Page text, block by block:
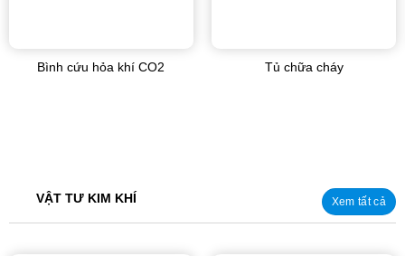
Bình cứu hỏa khí CO2 Tủ chữa cháy
VẬT TƯ KIM KHÍ Xem tất cả